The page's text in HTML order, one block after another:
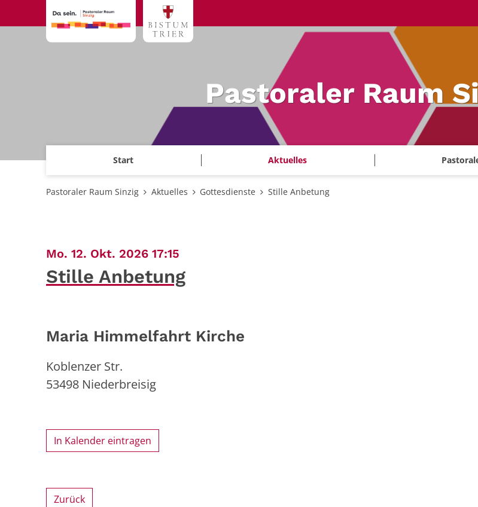
Pastoraler Raum
Start Aktuelles
Pastoraler Raum Sinzig Aktuelles Gottesdienste Stille Anbetung
Mo. 12. Okt. 2026 17:15
Stille Anbetung
Maria Himmelfahrt Kirche
Koblenzer Str.
53498 Niederbreisig
In Kalender eintragen
Zurück